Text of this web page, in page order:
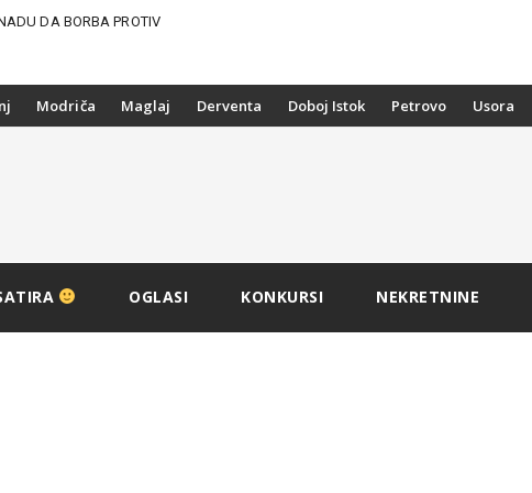
DA BORBA PROTIV
Modriča Maglaj Derventa Doboj Istok Petrovo Usora
OGLASI KONKURSI NEKRETNINE